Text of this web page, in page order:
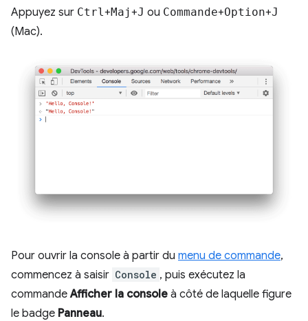
Appuyez sur Ctrl+Maj+J ou Commande+Option+J
(Mac).
Pour ouvrir la console à partir du menu de commande,
commencez à saisir Console , puis exécutez la
commandeAfficher la console à côté de laquelle figure
le badge Panneau.